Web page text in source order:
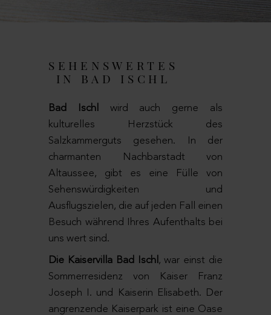
SEHENSWERTES
IN BAD ISCHL
Bad Ischl wird auch gerne als
kulturelles Herzstück des
Salzkammerguts gesehen. In der
charmanten Nachbarstadt von
Altaussee, gibt es eine Fülle von
Sehenswürdigkeiten und
Ausflugszielen, die auf jeden Fall einen
Besuch während Ihres Aufenthalts bei
uns wert sind.
Die Kaiservilla Bad Ischl , war einst die
Sommerresidenz von Kaiser Franz
Joseph I. und Kaiserin Elisabeth. Der
angrenzende Kaiserpark ist eine Oase